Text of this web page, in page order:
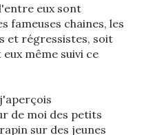
eux sont
fameuses chaines, les
et régressistes, soit
même suivi ce
de moi des petits
sur des jeunes